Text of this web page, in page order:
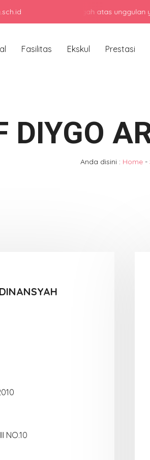
sekolah menengah atas unggulan yang
Fasilitas Ekskul Prestasi
DIYGO
Anda disini : Home -
NO.10